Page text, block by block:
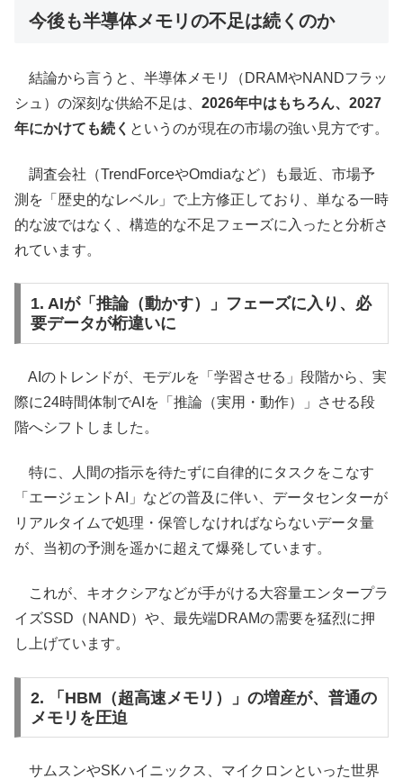
今後も半導体メモリの不足は続くのか
結論から言うと、半導体メモリ（DRAMやNANDフラッ
シュ）の深刻な供給不足は、 2026年中はもちろん、2027
年にかけても続く というのが現在の市場の強い見方です。
調査会社（TrendForceやOmdiaなど）も最近、市場予
測を「歴史的なレベル」で上方修正しており、単なる一時
的な波ではなく、構造的な不足フェーズに入ったと分析さ
れています。
1. AIが「推論（動かす）」フェーズに入り、必
要データが桁違いに
AIのトレンドが、モデルを「学習させる」段階から、実
際に24時間体制でAIを「推論（実用・動作）」させる段
階へシフトしました。
特に、人間の指示を待たずに自律的にタスクをこなす
「エージェントAI」などの普及に伴い、データセンターが
リアルタイムで処理・保管しなければならないデータ量
が、当初の予測を遥かに超えて爆発しています。
これが、キオクシアなどが手がける大容量エンタープラ
イズSSD（NAND）や、最先端DRAMの需要を猛烈に押
し上げています。
2. 「HBM（超高速メモリ）」の増産が、普通の
メモリを圧迫
サムスンやSKハイニックス、マイクロンといった世界